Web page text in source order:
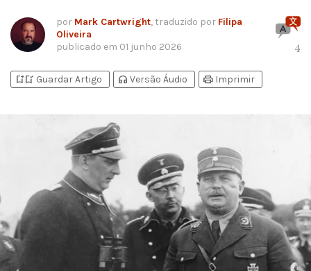
por Mark Cartwright, traduzido por Filipa
Oliveira
publicado em 01 junho 2026 4
bookmark_addbookmark_added Guardar Artigo headphones Versão Áudio print Imprimir